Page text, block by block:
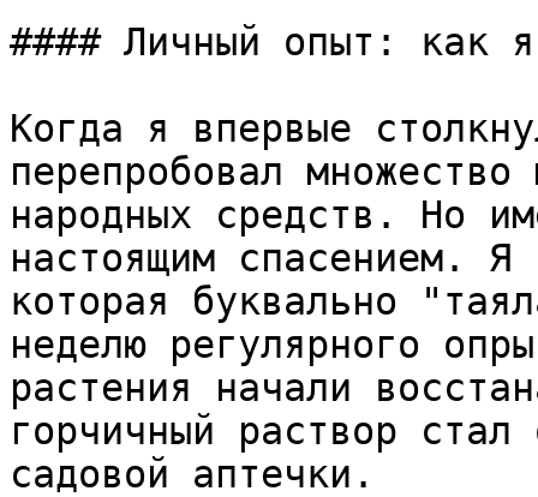
#### Личный опыт: как
Когда я впервые
перепробовал
народных средств. Но
настоящим спасением.
которая буквально
неделю регулярного
растения начали
горчичный раствор стал
садовой аптечки.